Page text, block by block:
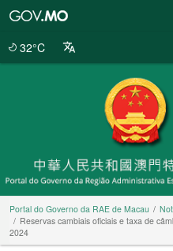
32°C
Portal do Governo da RAE de Macau
Reservas cambiais oficiais e taxa de
2024